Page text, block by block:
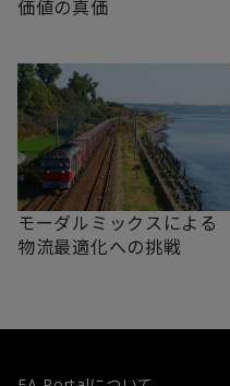
価値の真価
モーダルミックスによる
物流最適化への挑戦